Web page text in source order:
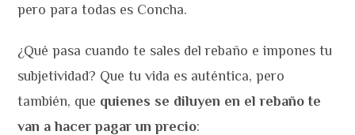
pero para todas es Concha.
¿Qué pasa cuando te sales del rebaño e impones tu
subjetividad? Que tu vida es auténtica, pero
también, que quienes se diluyen en el rebaño te
van a hacer pagar un precio: